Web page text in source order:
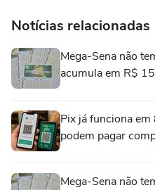
Notícias relacionadas
Mega-Sena não
acumula em R$
Pix já funciona
podem pagar
Mega-Sena não